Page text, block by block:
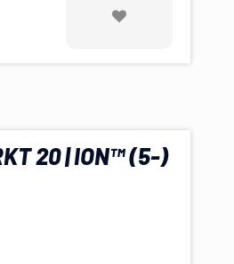
20 | ION™ (5-)